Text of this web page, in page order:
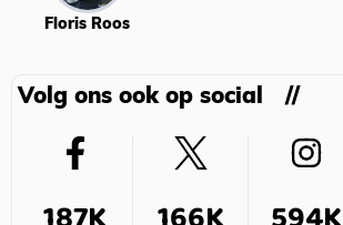
Floris Roos
Volg ons ook op social